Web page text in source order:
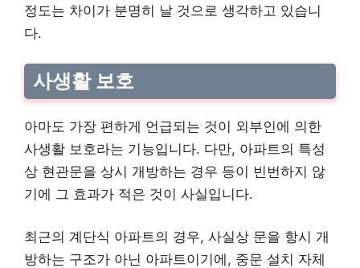
정도는 차이가 분명히 날 것으로 생각하고 있습니
다.
사생활 보호
아마도 가장 편하게 언급되는 것이 외부인에 의한
사생활 보호라는 기능입니다. 다만, 아파트의 특성
상 현관문을 상시 개방하는 경우 등이 빈번하지 않
기에 그 효과가 적은 것이 사실입니다.
최근의 계단식 아파트의 경우, 사실상 문을 항시 개
방하는 구조가 아닌 아파트이기에, 중문 설치 자체